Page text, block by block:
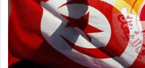
NOMINATIONS
PRIVATISATION & OPV